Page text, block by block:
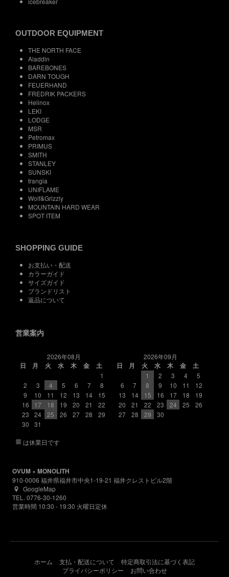
OUTDOOR EQUIPMENT
THE NORTH FACE
Aladdin
BAREBONES
DARN TOUGH
FEUERHAND
FREDRIK PACKERS
Helinox
LEKI
LODGE
MSR
Petromax
PRIMUS
SMITH
STANLEY
SUNSKI
trangia
UNIFLAME
Wolf&Grizzly
MOUNTAIN HARD WEAR
SPOT ITEM
SHOPPING GUIDE
お支払い・配送
カラーガイド
サイズガイド
ブランドリスト
返品について
営業案内
2026年08月
日
月 火 水 木 金
土
1
2
3 4 5 6 7
8
9
10 11 12 13 14
15
16
17 18 19 20 21
22
23
24 25 26 27 28
29
30
31
2026年09月
日
月 火 水 木 金
土
1
2 3 4
5
6
7 8 9 10 11
12
13
14 15 16 17 18
19
20
21 22 23 24 25
26
27
28 29 30
■ は休業日です
OVUM × MONOLITH
910-0006 福井県福井市中央1-19-21 福井クレストビル2階
GoogleMap
TEL. 0776-30-1260
営業時間 10:30 - 19:30 火曜日定休
ホーム 支払・配送について
特定商取引法に基づく表記
プライバシーポリシー
お問い合わせ